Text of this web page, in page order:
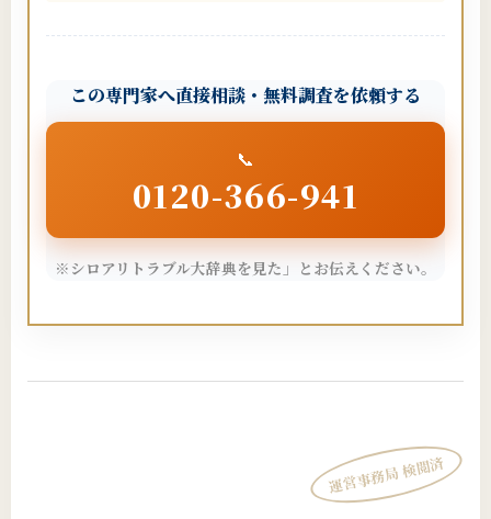
この専門家へ直接相談・無料調査を依頼する
📞
0120-366-941
※シロアリトラブル大辞典を見た」とお伝えください。
運営事務局 検閲済